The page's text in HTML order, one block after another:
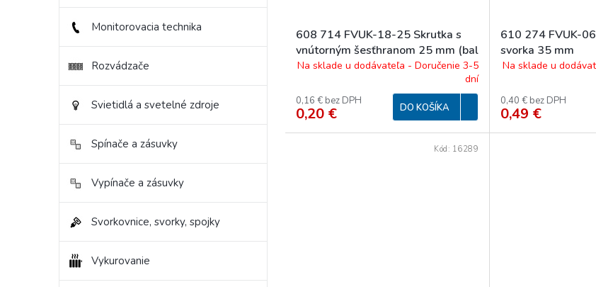
Monitorovacia technika
Rozvádzače
Svietidlá a svetelné zdroje
Spínače a zásuvky
Vypínače a zásuvky
Svorkovnice, svorky, spojky
Vykurovanie
o
v
k
t
o
608 714 FVUK-18-25 Skrutka s
vnútorným šesťhranom 25 mm (bal
100ks)
Na sklade u dodávateľa - Doručenie 3-5
dní
0,16 € bez DPH
0,20 € DO KOŠÍKA
610 274 FVUK-
svorka 35 mm
Na sklade u
0,40 € bez DPH
0,49 €
Kód: 16289